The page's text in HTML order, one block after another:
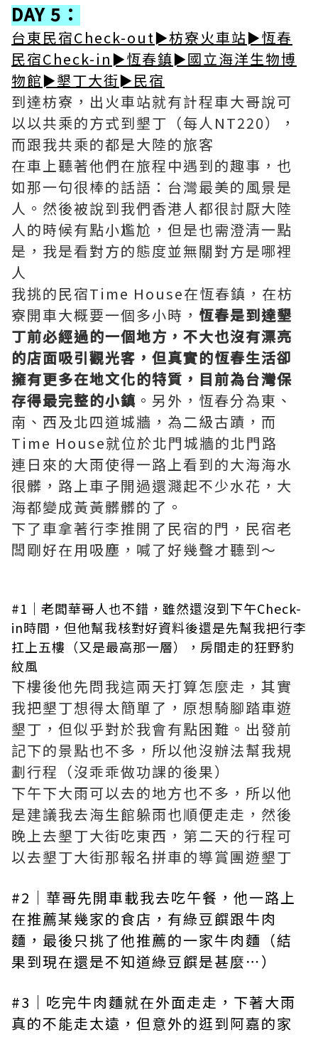
DAY 5：
台東民宿Check-out►枋寮火車站►恆春
民宿Check-in►恆春鎮►國立海洋生物博
物館►墾丁大街►民宿
到達枋寮，出火車站就有計程車大哥說可
以以共乘的方式到墾丁（每人NT220），
而跟我共乘的都是大陸的旅客
在車上聽著他們在旅程中遇到的趣事，也
如那一句很棒的話語：台灣最美的風景是
人。然後被說到我們香港人都很討厭大陸
人的時候有點小尷尬，但是也需澄清一點
是，我是看對方的態度並無關對方是哪裡
人
我挑的民宿Time House在恆春鎮，在枋
寮開車大概要一個多小時， 恆春是到達墾
丁前必經過的一個地方，不大也沒有漂亮
的店面吸引觀光客，但真實的恆春生活卻
擁有更多在地文化的特質，目前為台灣保
存得最完整的小鎮 。另外，恆春分為東、
南、西及北四道城牆，為二級古蹟，而
Time House就位於北門城牆的北門路
連日來的大雨使得一路上看到的大海海水
很髒，路上車子開過還濺起不少水花，大
海都變成黃黃髒髒的了。
下了車拿著行李推開了民宿的門，民宿老
闆剛好在用吸塵，喊了好幾聲才聽到～
#1｜老闆華哥人也不錯，雖然還沒到下午Check-
in時間，但他幫我核對好資料後還是先幫我把行李
扛上五樓（又是最高那一層），房間走的狂野豹
紋風
下樓後他先問我這兩天打算怎麼走，其實
我把墾丁想得太簡單了，原想騎腳踏車遊
墾丁，但似乎對於我會有點困難。出發前
記下的景點也不多，所以他沒辦法幫我規
劃行程（沒乖乖做功課的後果）
下午下大雨可以去的地方也不多，所以他
是建議我去海生館躲雨也順便走走，然後
晚上去墾丁大街吃東西，第二天的行程可
以去墾丁大街那報名拼車的導賞團遊墾丁
#2｜華哥先開車載我去吃午餐，他一路上
在推薦某幾家的食店，有綠豆饌跟牛肉
麵，最後只挑了他推薦的一家牛肉麵（結
果到現在還是不知道綠豆饌是甚麼⋯）
#3｜吃完牛肉麵就在外面走走，下著大雨
真的不能走太遠，但意外的逛到阿嘉的家